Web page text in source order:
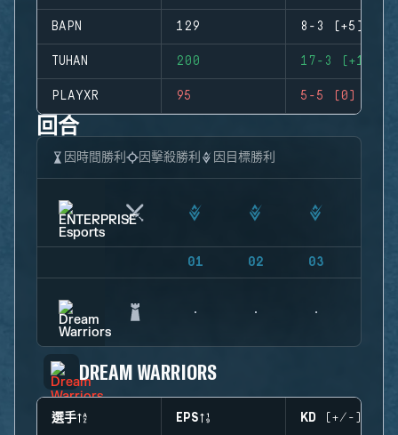
BAPN 129 8-3 (+5)
TUHAN 200 17-3 (+14)
PLAYXR 95 5-5 (0)
回合
因時間勝利 因擊殺勝利 因目標勝利
01 02 03
DREAM WARRIORS
選手 EPS KD (+/-)